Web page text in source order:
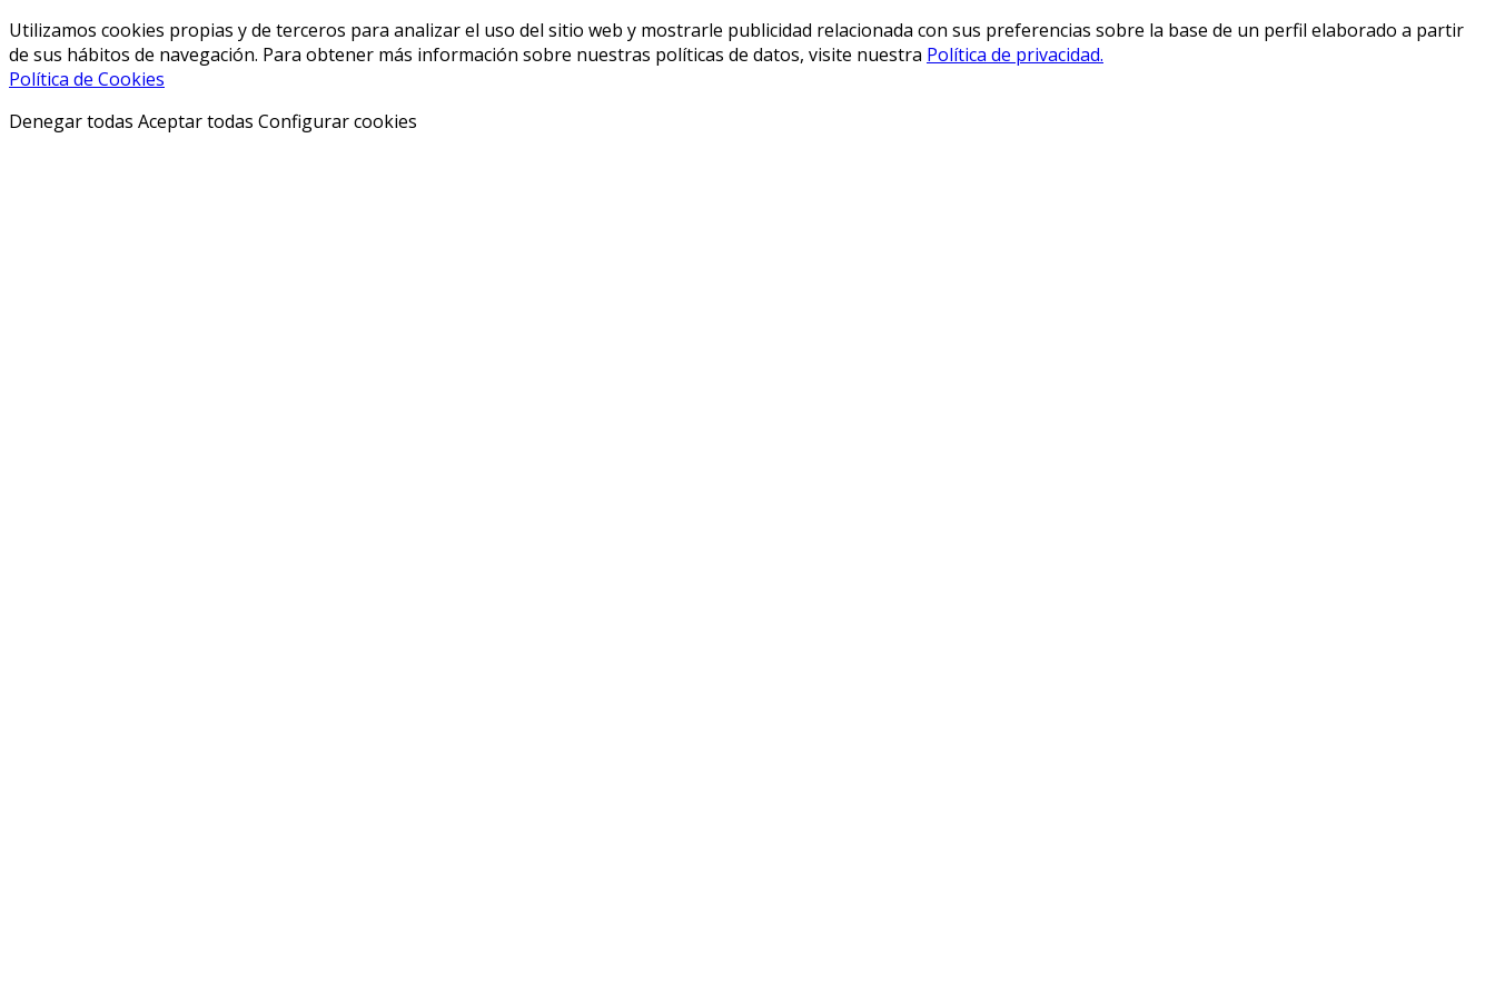
Utilizamos cookies propias y de terceros para analizar el uso del sitio web y mostrarle publicidad relacionada con sus preferencias sobre la base de un perfil elaborado a partir
de sus hábitos de navegación. Para obtener más información sobre nuestras políticas de datos, visite nuestra Política de privacidad.
Política de Cookies
Denegar todas Aceptar todas Configurar cookies